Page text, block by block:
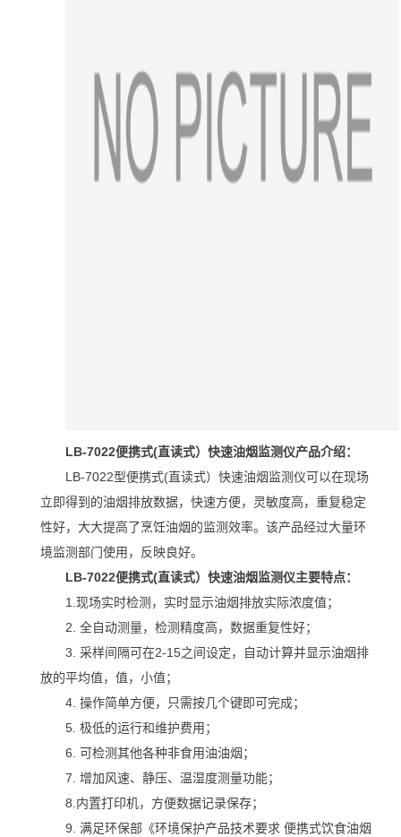
LB-7022便携式(直读式）快速油烟监测仪产品介绍：
LB-7022型便携式(直读式）快速油烟监测仪可以在现场
立即得到的油烟排放数据，快速方便，灵敏度高，重复稳定
性好，大大提高了烹饪油烟的监测效率。该产品经过大量环
境监测部门使用，反映良好。
LB-7022便携式(直读式）快速油烟监测仪主要特点：
1.现场实时检测，实时显示油烟排放实际浓度值；
2. 全自动测量，检测精度高，数据重复性好；
3. 采样间隔可在2-15之间设定，自动计算并显示油烟排
放的平均值，值，小值；
4. 操作简单方便，只需按几个键即可完成；
5. 极低的运行和维护费用；
6. 可检测其他各种非食用油油烟；
7. 增加风速、静压、温湿度测量功能；
8.内置打印机，方便数据记录保存；
9. 满足环保部《环境保护产品技术要求 便携式饮食油烟